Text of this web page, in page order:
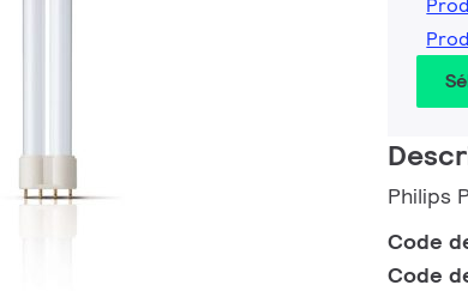
Philips
Code
Code